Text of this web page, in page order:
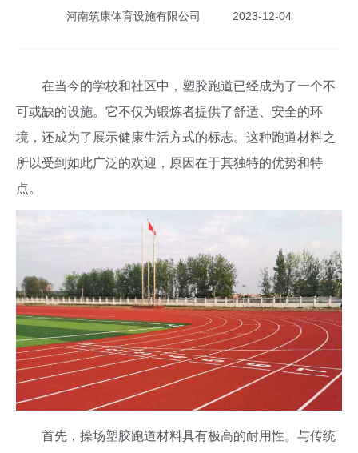
河南筑康体育设施有限公司 2023-12-04
在当今的学校和社区中，塑胶跑道已经成为了一个不
可或缺的设施。它不仅为锻炼者提供了舒适、安全的环
境，还成为了展示健康生活方式的标志。这种跑道材料之
所以受到如此广泛的欢迎，原因在于其独特的优势和特
点。
首先，操场塑胶跑道材料具有极高的耐用性。与传统